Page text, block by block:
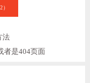
2 ）
法
者是404页面